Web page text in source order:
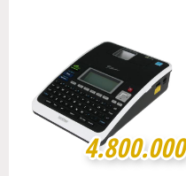
4.800.000
4.800.000